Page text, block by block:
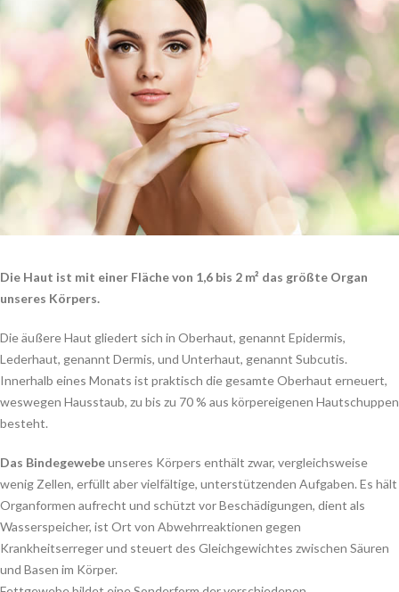
Die Haut ist mit einer Fläche von 1,6 bis 2 m² das größte Organ
unseres Körpers.
Die äußere Haut gliedert sich in Oberhaut, genannt Epidermis,
Lederhaut, genannt Dermis, und Unterhaut, genannt Subcutis.
Innerhalb eines Monats ist praktisch die gesamte Oberhaut erneuert,
weswegen Hausstaub, zu bis zu 70 % aus körpereigenen Hautschuppen
besteht.
Das Bindegewebeunseres Körpers enthält zwar, vergleichsweise
wenig Zellen, erfüllt aber vielfältige, unterstützenden Aufgaben. Es hält
Organformen aufrecht und schützt vor Beschädigungen, dient als
Wasserspeicher, ist Ort von Abwehrreaktionen gegen
Krankheitserreger und steuert des Gleichgewichtes zwischen Säuren
und Basen im Körper.